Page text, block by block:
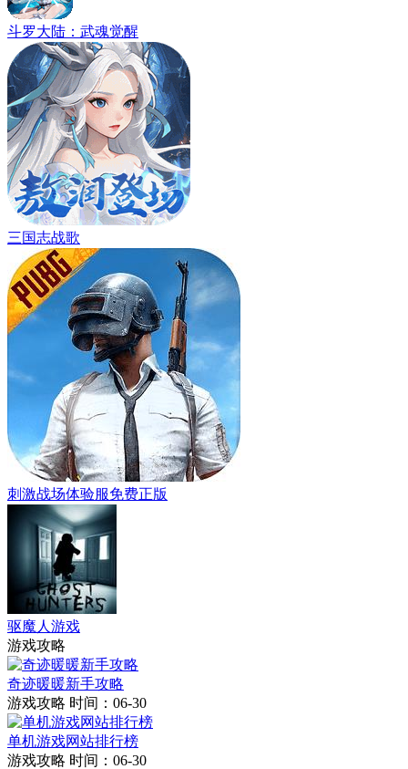
斗罗大陆：武魂觉醒
三国志战歌
刺激战场体验服免费正版
驱魔人游戏
游戏攻略
奇迹暖暖新手攻略
游戏攻略 时间：06-30
单机游戏网站排行榜
游戏攻略 时间：06-30